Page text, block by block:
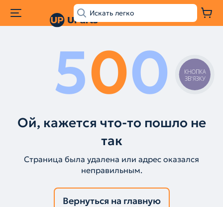
500
Ой, кажется что-то пошло не
так
Страница была удалена или адрес оказался
неправильным.
Вернуться на главную
КНОПКА
ЗВ'ЯЗКУ